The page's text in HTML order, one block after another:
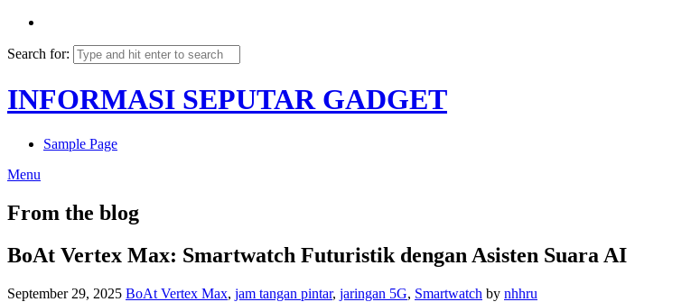
Search for:
INFORMASI SEPUTAR GADGET
Sample Page
Menu
From the blog
BoAt Vertex Max: Smartwatch Futuristik dengan Asisten Suara AI
September 29, 2025 BoAt Vertex Max, jam tangan pintar, jaringan 5G, Smartwatch by nhhru